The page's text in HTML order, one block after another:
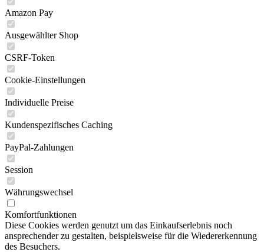
Amazon Pay
Ausgewählter Shop
CSRF-Token
Cookie-Einstellungen
Individuelle Preise
Kundenspezifisches Caching
PayPal-Zahlungen
Session
Währungswechsel
Komfortfunktionen
Diese Cookies werden genutzt um das Einkaufserlebnis noch
ansprechender zu gestalten, beispielsweise für die Wiedererkennung
des Besuchers.